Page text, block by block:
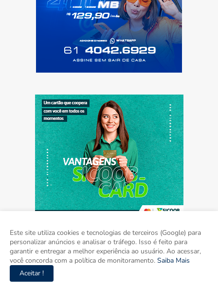
Copyright ©
Home Sobre Contato Mídia Kit
Este site utiliza cookies e tecnologias de terceiros (Google) para
personalizar anúncios e analisar o tráfego. Isso é feito para
garantir e entregar a melhor experiência ao usuário. Ao acessar,
você concorda com a política de monitoramento. Saiba Mais
Aceitar !